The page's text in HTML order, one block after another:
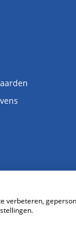
verbeteren,